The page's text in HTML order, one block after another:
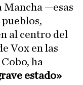
Mancha —esas
al centro del
Vox en las
ha
estado»